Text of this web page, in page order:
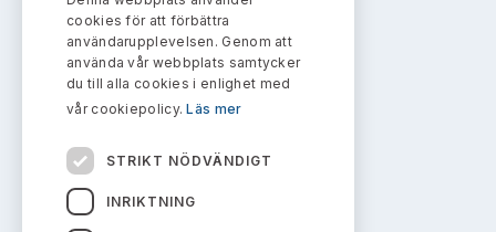
Ledamöter
Huvudmän
Publikationer och anföranden
Sök uttalanden
Avgifter
Prenumerera
Kontakt administrativa ärenden
Om innehållet
Om webbplatsen
Kakor
Personuppgiftspolicy
cookies för att förbättra
användarupplevelsen. Genom att
använda vår webbplats samtycker
du till alla cookies i enlighet med
vår cookiepolicy.Läs mer
STRIKT NÖDVÄNDIGT
INRIKTNING